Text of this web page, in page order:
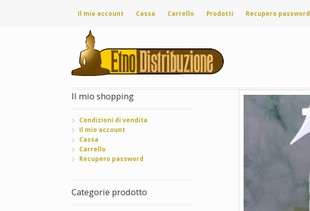
Il mio account Cassa Carrello Prodotti Recupero password
Il mio shopping
Condizioni di vendita
Il mio account
Cassa
Carrello
Recupero password
Categorie prodotto